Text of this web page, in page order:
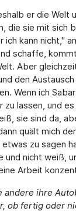
er die Welt
die sie mit sich
ich kann nicht,"
schaffe,
Aber
den
Wenn ich
zu lassen, und
sie sind da,
quält mich
zu sagen
und nicht weiß,
Arbeit
andere ihre
ob fertig oder